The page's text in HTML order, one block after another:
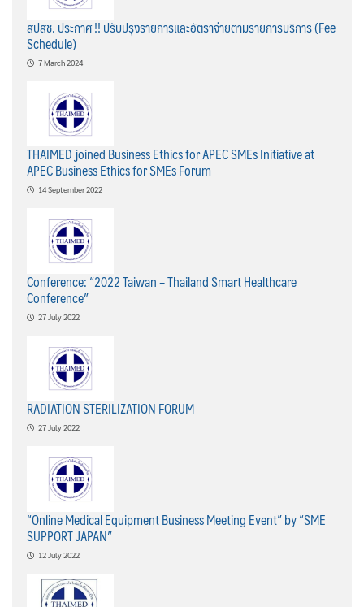
สปสช. ประกาศ !! ปรับปรุงรายการและอัตราจ่ายตามรายการบริการ (Fee
Schedule)
7 March 2024
THAIMED joined Business Ethics for APEC SMEs Initiative at
APEC Business Ethics for SMEs Forum
14 September 2022
Conference: “2022 Taiwan – Thailand Smart Healthcare
Conference”
27 July 2022
RADIATION STERILIZATION FORUM
27 July 2022
“Online Medical Equipment Business Meeting Event” by “SME
SUPPORT JAPAN”
12 July 2022